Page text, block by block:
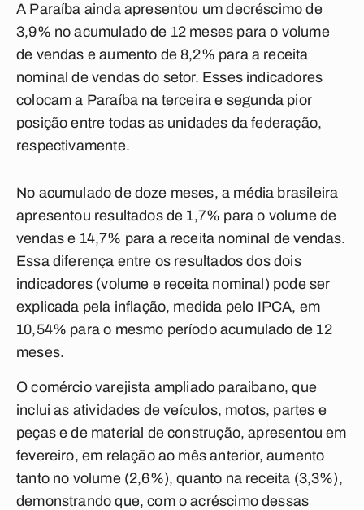
A Paraíba ainda apresentou um decréscimo de
3,9% no acumulado de 12 meses para o volume
de vendas e aumento de 8,2% para a receita
nominal de vendas do setor. Esses indicadores
colocam a Paraíba na terceira e segunda pior
posição entre todas as unidades da federação,
respectivamente.
No acumulado de doze meses, a média brasileira
apresentou resultados de 1,7% para o volume de
vendas e 14,7% para a receita nominal de vendas.
Essa diferença entre os resultados dos dois
indicadores (volume e receita nominal) pode ser
explicada pela inflação, medida pelo IPCA, em
10,54% para o mesmo período acumulado de 12
meses.
O comércio varejista ampliado paraibano, que
inclui as atividades de veículos, motos, partes e
peças e de material de construção, apresentou em
fevereiro, em relação ao mês anterior, aumento
tanto no volume (2,6%), quanto na receita (3,3%),
demonstrando que, com o acréscimo dessas